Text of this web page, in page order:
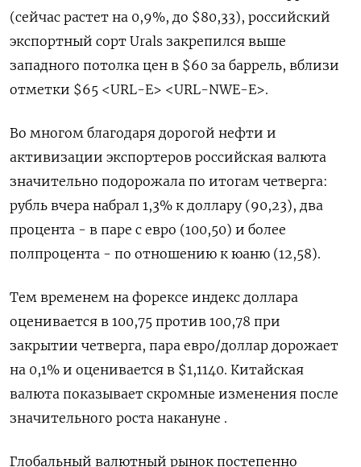
(сейчас растет на 0,9%, до $80,33), российский
экспортный сорт Urals закрепился выше
западного потолка цен в $60 за баррель, вблизи
отметки $65 <URL-E> <URL-NWE-E>.
Во многом благодаря дорогой нефти и
активизации экспортеров российская валюта
значительно подорожала по итогам четверга:
рубль вчера набрал 1,3% к доллару (90,23), два
процента - в паре с евро (100,50) и более
полпроцента - по отношению к юаню (12,58).
Тем временем на форексе индекс доллара
оценивается в 100,75 против 100,78 при
закрытии четверга, пара евро/доллар дорожает
на 0,1% и оценивается в $1,1140. Китайская
валюта показывает скромные изменения после
значительного роста накануне .
Глобальный валютный рынок постепенно